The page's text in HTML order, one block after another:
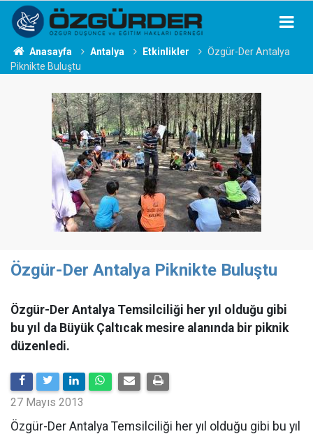
Anasayfa Antalya Etkinlikler
Özgür-Der Antalya
Piknikte Buluştu
Özgür-Der Antalya Piknikte Buluştu
Özgür-Der Antalya Temsilciliği her yıl olduğu gibi
bu yıl da Büyük Çaltıcak mesire alanında bir piknik
düzenledi.
27 Mayıs 2013
Özgür-Der Antalya Temsilciliği her yıl olduğu gibi bu yıl